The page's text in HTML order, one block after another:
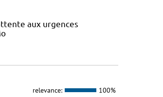
aux urgences
relevance: 100%